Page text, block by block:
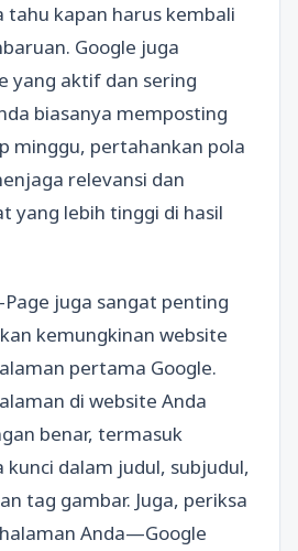
tahu kapan harus kembali
Google juga
yang aktif dan sering
biasanya memposting
minggu, pertahankan pola
relevansi dan
yang lebih tinggi di hasil
Page juga sangat penting
kemungkinan website
pertama Google.
di website Anda
benar, termasuk
kunci dalam judul, subjudul,
tag gambar. Juga, periksa
Anda—Google